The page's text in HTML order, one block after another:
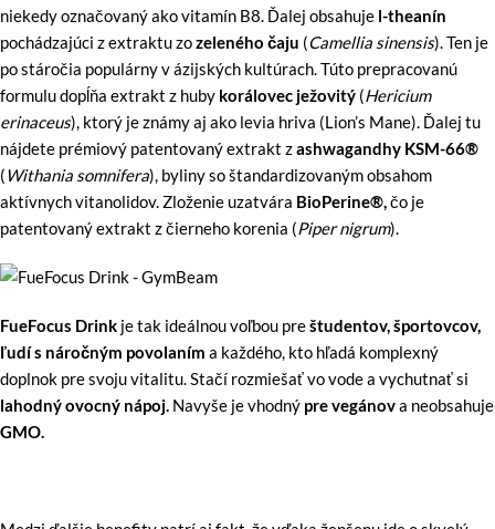
niekedy označovaný ako vitamín B8. Ďalej obsahuje l-theanín
pochádzajúci z extraktu zozeleného čaju (Camellia sinensis). Ten je
po stáročia populárny v ázijských kultúrach. Túto prepracovanú
formulu dopĺňa extrakt z huby korálovec ježovitý (Hericium
erinaceus), ktorý je známy aj ako levia hriva (Lion’s Mane). Ďalej tu
nájdete prémiový patentovaný extrakt zashwagandhy KSM-66®
(Withania somnifera), byliny so štandardizovaným obsahom
aktívnych vitanolidov. Zloženie uzatvára BioPerine®, čo je
patentovaný extrakt z čierneho korenia (Piper nigrum).
FueFocus Drink je tak ideálnou voľbou preštudentov, športovcov,
ľudí s náročným povolaním a každého, kto hľadá komplexný
doplnok pre svoju vitalitu. Stačí rozmiešať vo vode a vychutnať si
lahodný ovocný nápoj. Navyše je vhodný pre vegánova neobsahuje
GMO.